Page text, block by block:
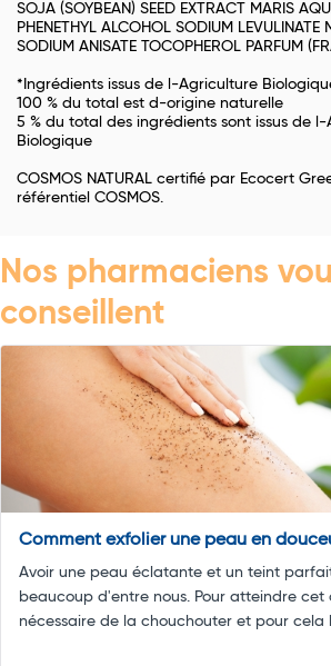
SOJA (SOYBEAN) SEED EXTRACT MARIS
PHENETHYL ALCOHOL SODIUM LEVULINATE
SODIUM ANISATE TOCOPHEROL PARFUM
*Ingrédients issus de l-Agriculture
100 % du total est d-origine naturelle
5 % du total des ingrédients sont issus de
Biologique
COSMOS NATURAL certifié par Ecocert
référentiel COSMOS.
Nos pharmaciens
conseillent
Comment exfolier une peau en
Avoir une peau éclatante et un teint
beaucoup d'entre nous. Pour atteindre cet
nécessaire de la chouchouter et pour cela